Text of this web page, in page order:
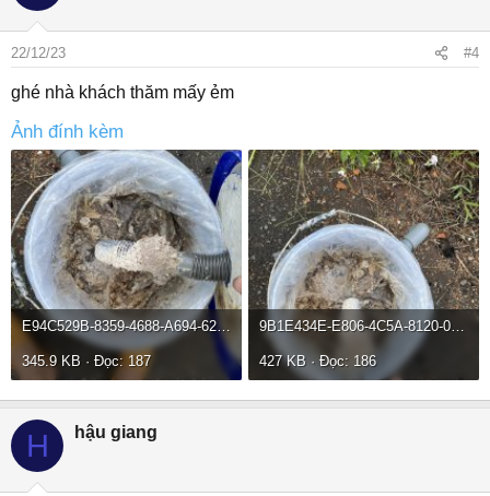
22/12/23 #4
ghé nhà khách thăm mấy ẻm
Ảnh đính kèm
E94C529B-8359-4688-A694-6290ADBBD7FF.jpeg
345.9 KB · Đọc: 187
9B1E434E-E806-4C5A-8120-0FA62FD91A62.jpeg
427 KB · Đọc: 186
H hậu giang